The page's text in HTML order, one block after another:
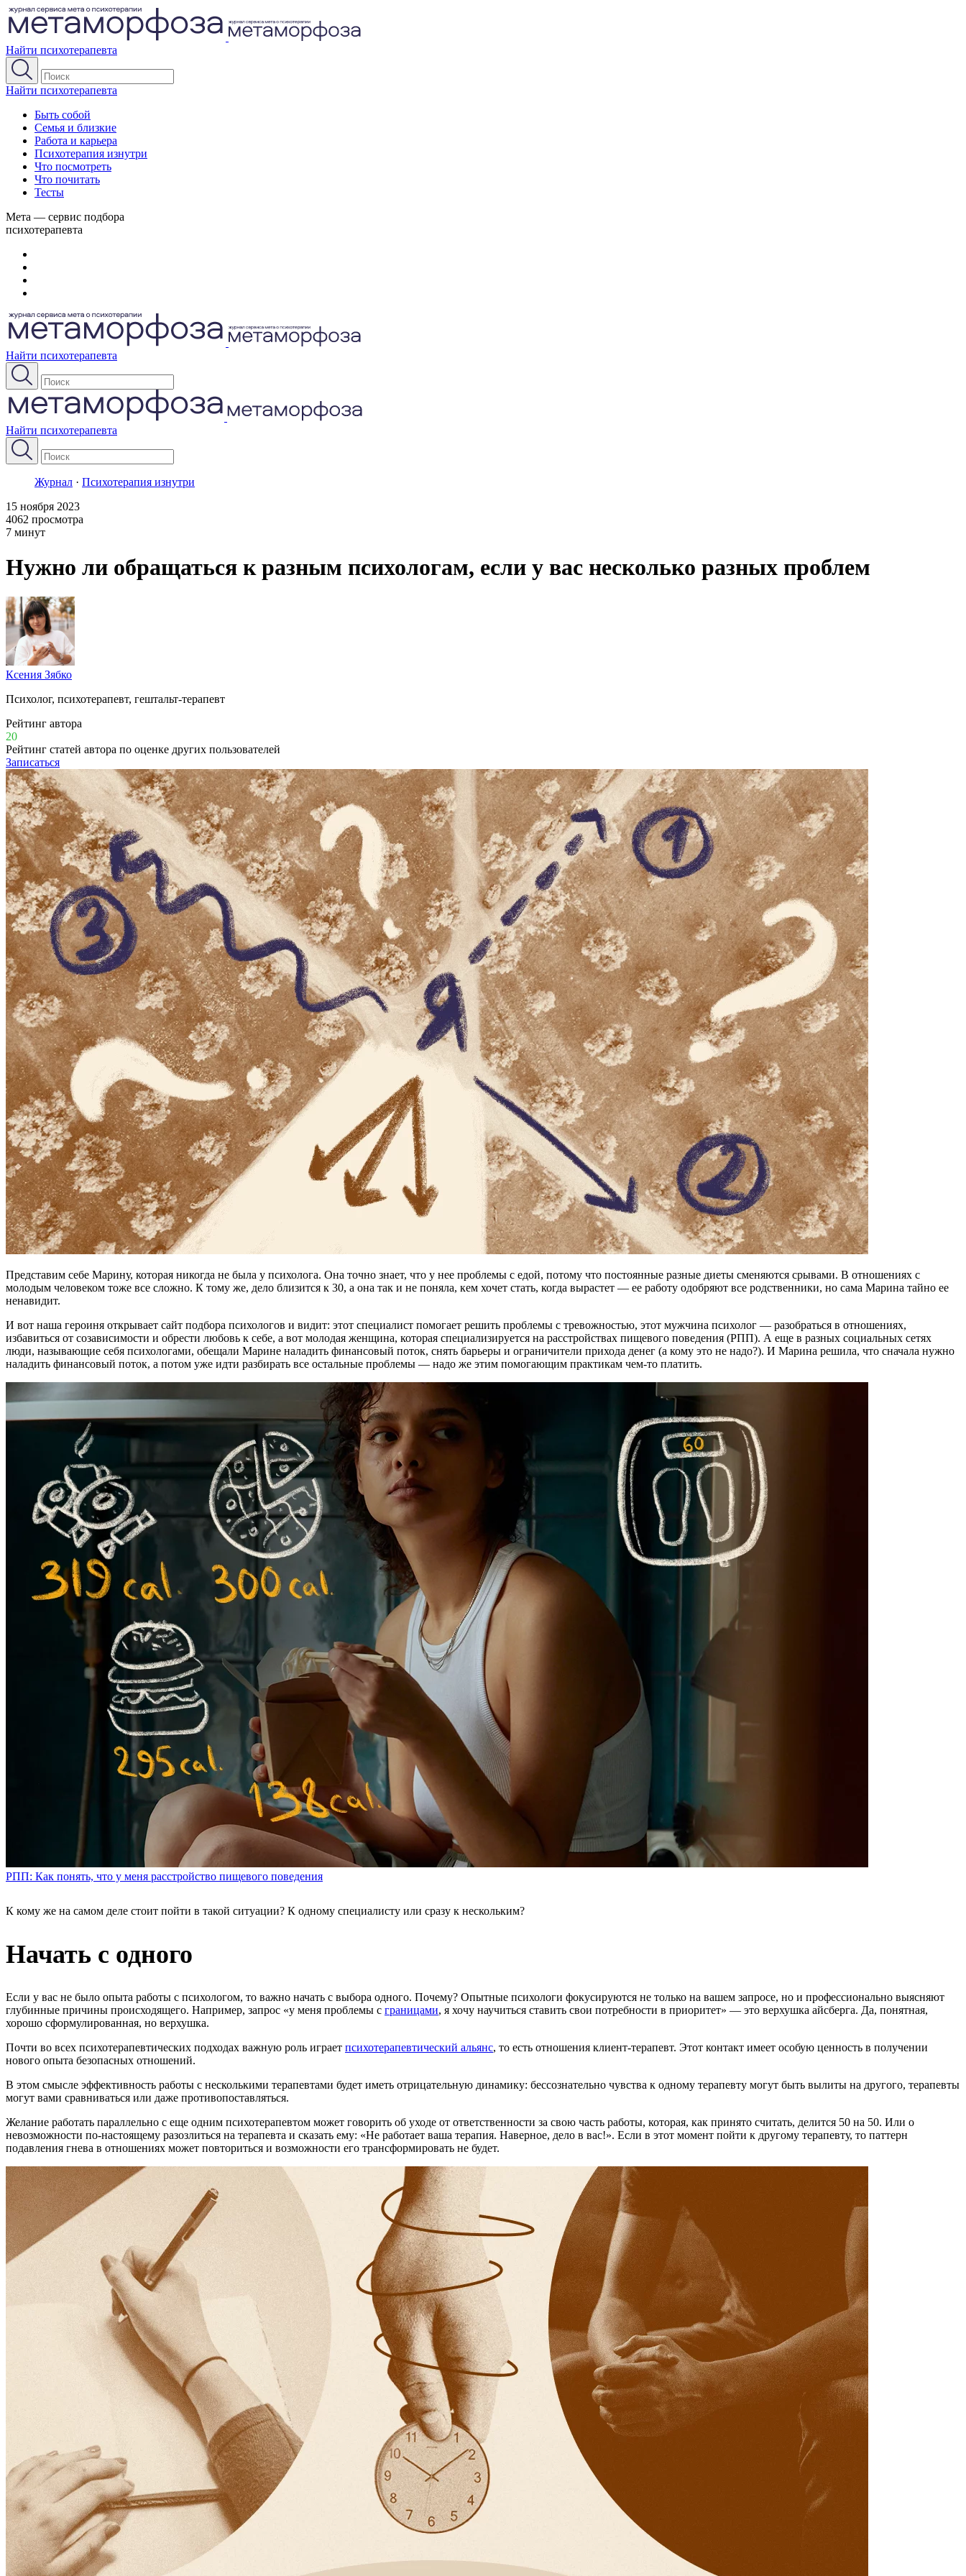
Найти психотерапевта
Найти психотерапевта
Быть собой
Семья и близкие
Работа и карьера
Психотерапия изнутри
Что посмотреть
Что почитать
Тесты
Мета — сервис подбора
психотерапевта
Найти психотерапевта
Найти психотерапевта
Журнал · Психотерапия изнутри
15 ноября 2023
4062 просмотра
7 минут
Нужно ли обращаться к разным психологам, если у вас несколько разных проблем
Ксения Зябко
Психолог, психотерапевт, гештальт-терапевт
Рейтинг автора
20
Рейтинг статей автора по оценке других пользователей
Записаться
Представим себе Марину, которая никогда не была у психолога. Она точно знает, что у нее проблемы с едой, потому что постоянные разные диеты сменяются срывами. В отношениях с
молодым человеком тоже все сложно. К тому же, дело близится к 30, а она так и не поняла, кем хочет стать, когда вырастет — ее работу одобряют все родственники, но сама Марина тайно ее
ненавидит.
И вот наша героиня открывает сайт подбора психологов и видит: этот специалист помогает решить проблемы с тревожностью, этот мужчина психолог — разобраться в отношениях,
избавиться от созависимости и обрести любовь к себе, а вот молодая женщина, которая специализируется на расстройствах пищевого поведения (РПП). А еще в разных социальных сетях
люди, называющие себя психологами, обещали Марине наладить финансовый поток, снять барьеры и ограничители прихода денег (а кому это не надо?). И Марина решила, что сначала нужно
наладить финансовый поток, а потом уже идти разбирать все остальные проблемы — надо же этим помогающим практикам чем-то платить.
РПП: Как понять, что у меня расстройство пищевого поведения
К кому же на самом деле стоит пойти в такой ситуации? К одному специалисту или сразу к нескольким?
Начать с одного
Если у вас не было опыта работы с психологом, то важно начать с выбора одного. Почему? Опытные психологи фокусируются не только на вашем запросе, но и профессионально выясняют
глубинные причины происходящего. Например, запрос «у меня проблемы с границами, я хочу научиться ставить свои потребности в приоритет» — это верхушка айсберга. Да, понятная,
хорошо сформулированная, но верхушка.
Почти во всех психотерапевтических подходах важную роль играет психотерапевтический альянс, то есть отношения клиент-терапевт. Этот контакт имеет особую ценность в получении
нового опыта безопасных отношений.
В этом смысле эффективность работы с несколькими терапевтами будет иметь отрицательную динамику: бессознательно чувства к одному терапевту могут быть вылиты на другого, терапевты
могут вами сравниваться или даже противопоставляться.
Желание работать параллельно с еще одним психотерапевтом может говорить об уходе от ответственности за свою часть работы, которая, как принято считать, делится 50 на 50. Или о
невозможности по-настоящему разозлиться на терапевта и сказать ему: «Не работает ваша терапия. Наверное, дело в вас!». Если в этот момент пойти к другому терапевту, то паттерн
подавления гнева в отношениях может повториться и возможности его трансформировать не будет.